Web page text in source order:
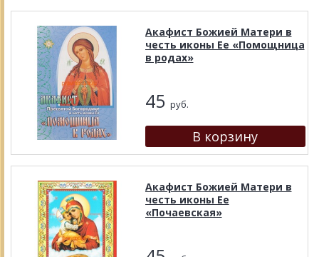
Акафист Божией Матери в
честь иконы Ее «Помощница
в родах»
45 руб.
Акафист Божией Матери в
честь иконы Ее
«Почаевская»